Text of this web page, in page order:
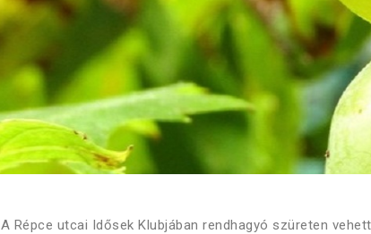
A Répce utcai Idősek Klubjában rendhagyó szüreten